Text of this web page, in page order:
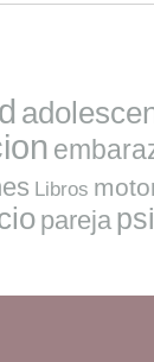
Libros
pareja